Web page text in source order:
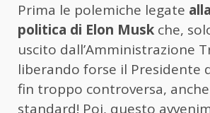
Prima le polemiche legate
politica di Elon Musk che,
uscito dall’Amministrazione
liberando forse il Presidente
fin troppo controversa,
standard! Poi, questo